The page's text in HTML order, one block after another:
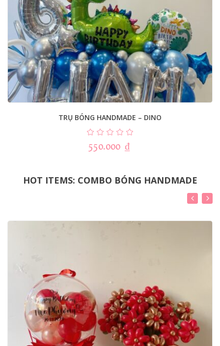
TRỤ BÓNG HANDMADE – DINO
550.000 ₫
HOT ITEMS: COMBO BÓNG HANDMADE